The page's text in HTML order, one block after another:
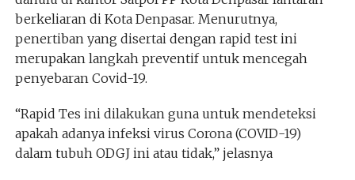
berkeliaran di Kota Denpasar. Menurutnya,
penertiban yang disertai dengan rapid test ini
merupakan langkah preventif untuk mencegah
penyebaran Covid-19.
“Rapid Tes ini dilakukan guna untuk mendeteksi
apakah adanya infeksi virus Corona (COVID-19)
dalam tubuh ODGJ ini atau tidak,” jelasnya